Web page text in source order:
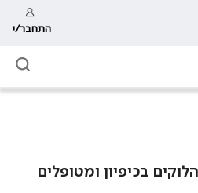
התחבר/י
בכיפיון ומטופלים